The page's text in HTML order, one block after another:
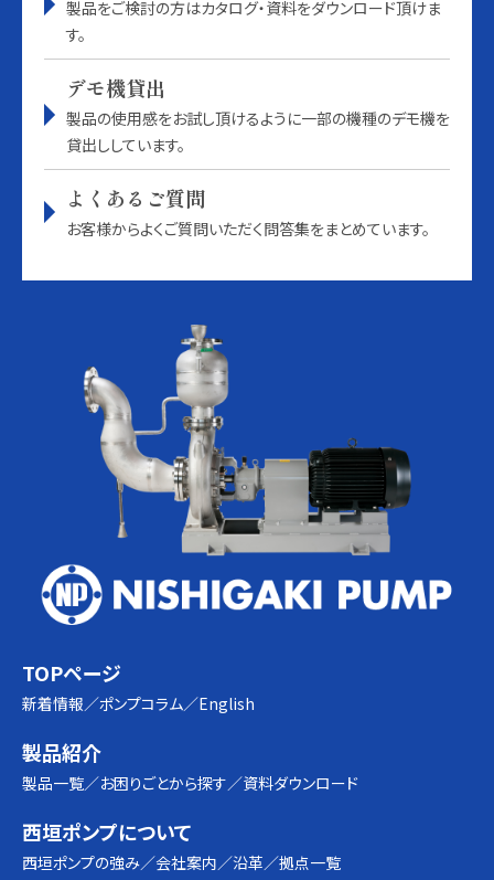
製品をご検討の方はカタログ・資料をダウンロード頂けま
す。
デモ機貸出
製品の使用感をお試し頂けるように一部の機種のデモ機を
貸出ししています。
よくあるご質問
お客様からよくご質問いただく問答集をまとめています。
TOPページ
新着情報 ポンプコラム English
製品紹介
製品一覧 お困りごとから探す 資料ダウンロード
西垣ポンプについて
西垣ポンプの強み 会社案内 沿革 拠点一覧